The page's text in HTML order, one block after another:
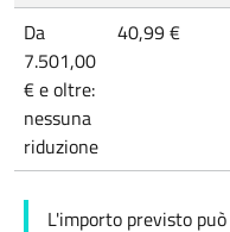
Da
7.501,00
€ e oltre:
nessuna
riduzione
40,99 €
L'importo previsto